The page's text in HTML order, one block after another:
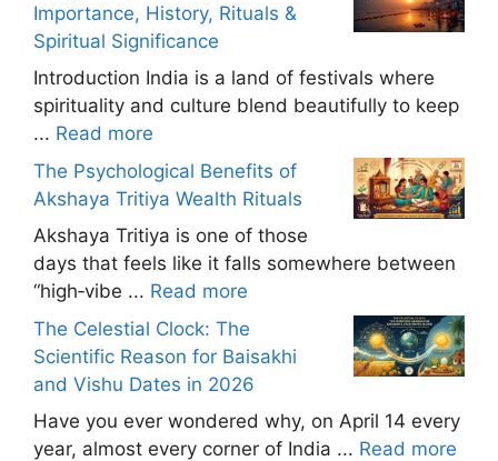
Importance, History, Rituals &
Spiritual Significance
Introduction India is a land of festivals where
spirituality and culture blend beautifully to keep
... Read more
The Psychological Benefits of
Akshaya Tritiya Wealth Rituals
Akshaya Tritiya is one of those
days that feels like it falls somewhere between
“high‑vibe ... Read more
The Celestial Clock: The
Scientific Reason for Baisakhi
and Vishu Dates in 2026
Have you ever wondered why, on April 14 every
year, almost every corner of India ... Read more